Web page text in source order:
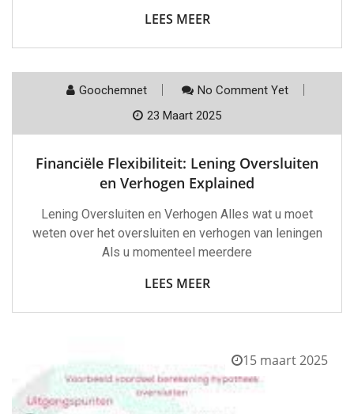
LEES MEER
Goochemnet
No Comment Yet
23 Maart 2025
Financiële Flexibiliteit: Lening Oversluiten
en Verhogen Explained
Lening Oversluiten en Verhogen Alles wat u moet
weten over het oversluiten en verhogen van leningen
Als u momenteel meerdere
LEES MEER
15 maart 2025